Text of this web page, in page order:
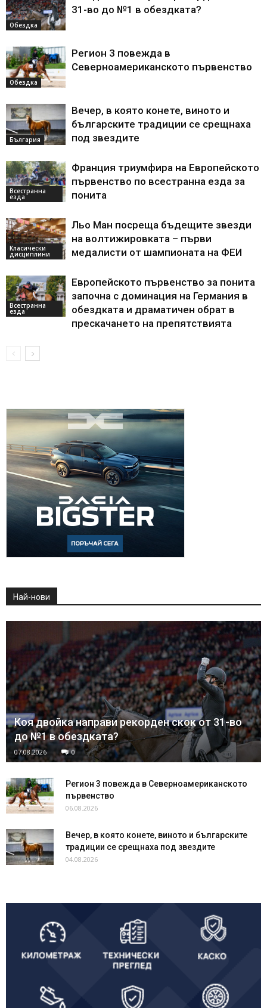
Обездка
31-во до №1 в обездката?
Обездка
Регион 3 повежда в
Северноамериканското първенство
България
Вечер, в която конете, виното и
българските традиции се срещнаха
под звездите
Всестранна
езда
Франция триумфира на Европейското
първенство по всестранна езда за
понита
Класически
дисциплини
Льо Ман посреща бъдещите звезди
на волтижировката – първи
медалисти от шампионата на ФЕИ
Всестранна
езда
Европейското първенство за понита
започна с доминация на Германия в
обездката и драматичен обрат в
прескачането на препятствията
Най-нови
Коя двойка направи рекорден скок от 31-во
до №1 в обездката?
07.08.2026 0
Регион 3 повежда в Северноамериканското
първенство
06.08.2026
Вечер, в която конете, виното и българските
традиции се срещнаха под звездите
04.08.2026